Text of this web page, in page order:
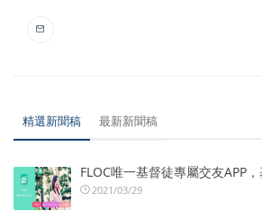
精選新聞稿 最新新聞稿
FLOC唯一基督徒專屬交友APP
2021/03/29